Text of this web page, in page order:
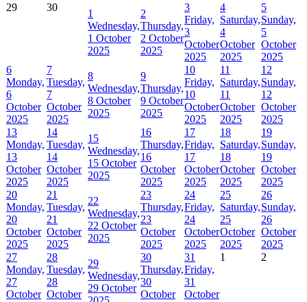
29
30
1
Wednesday,
1 October
2025
2
Thursday,
2 October
2025
3
Friday,
3
October
2025
4
Saturday,
4
October
2025
5
Sunday,
5
October
2025
6
Monday,
6
October
2025
7
Tuesday,
7
October
2025
8
Wednesday,
8 October
2025
9
Thursday,
9 October
2025
10
Friday,
10
October
2025
11
Saturday,
11
October
2025
12
Sunday,
12
October
2025
13
Monday,
13
October
2025
14
Tuesday,
14
October
2025
15
Wednesday,
15 October
2025
16
Thursday,
16
October
2025
17
Friday,
17
October
2025
18
Saturday,
18
October
2025
19
Sunday,
19
October
2025
20
Monday,
20
October
2025
21
Tuesday,
21
October
2025
22
Wednesday,
22 October
2025
23
Thursday,
23
October
2025
24
Friday,
24
October
2025
25
Saturday,
25
October
2025
26
Sunday,
26
October
2025
27
Monday,
27
October
28
Tuesday,
28
October
29
Wednesday,
29 October
30
Thursday,
30
October
31
Friday,
31
October
1 2